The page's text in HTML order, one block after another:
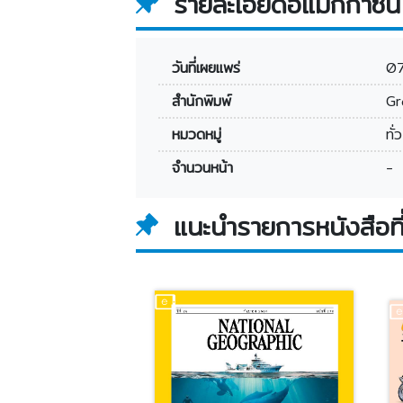
วันที่เผยแพร่
สำนักพิมพ์
หมวดหมู่
ทั่
จำนวนหน้า
-
แนะนำรายการหนังสื